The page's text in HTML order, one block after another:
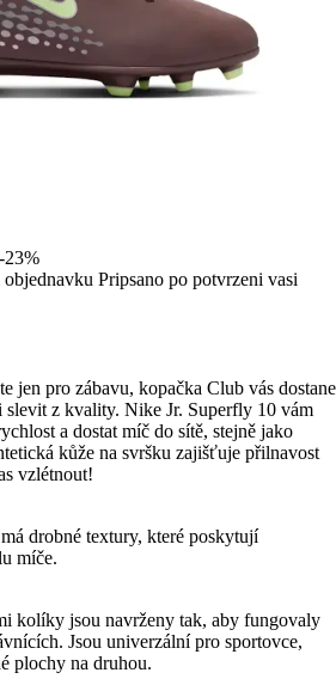
-23%
objednavku Pripsano po potvrzeni vasi
jen pro zábavu, kopačka Club vás dostane
slevit z kvality. Nike Jr. Superfly 10 vám
a dostat míč do sítě, stejně jako
kůže na svršku zajišťuje přilnavost
vzlétnout!
drobné textury, které poskytují
míče.
kolíky jsou navrženy tak, aby fungovaly
Jsou univerzální pro sportovce,
plochy na druhou.